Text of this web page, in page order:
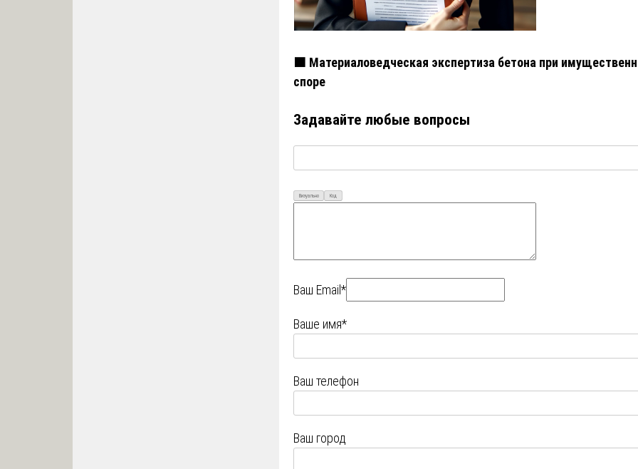
🟧 Материаловедческая экспертиза бетона при
споре
Задавайте любые вопросы
Визуально Код
Ваш Email*
Ваше имя*
Ваш телефон
Ваш город